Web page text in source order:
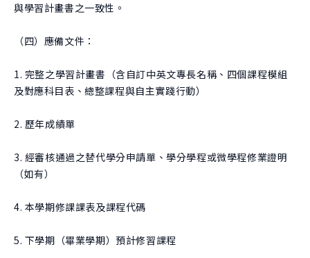
與學習計畫書之一致性。
（四）應備文件：
1. 完整之學習計畫書（含自訂中英文專長名稱、四個課程模組
及對應科目表、總整課程與自主實踐行動）
2. 歷年成績單
3. 經審核通過之替代學分申請單、學分學程或微學程修業證明
（如有）
4. 本學期修課課表及課程代碼
5. 下學期（畢業學期）預計修習課程